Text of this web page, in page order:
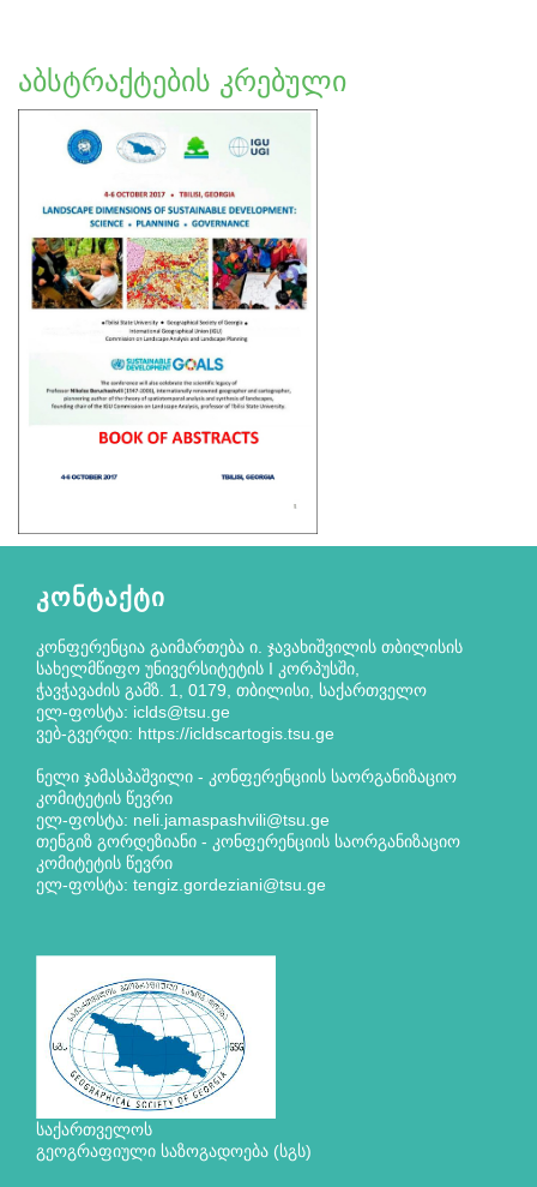
აბსტრაქტების კრებული
ᲙᲝᲜᲢᲐᲥᲢᲘ
კონფერენცია გაიმართება ი. ჯავახიშვილის თბილისის
სახელმწიფო უნივერსიტეტის I კორპუსში,
ჭავჭავაძის გამზ. 1, 0179, თბილისი, საქართველო
ელ-ფოსტა: iclds@tsu.ge
ვებ-გვერდი: https://icldscartogis.tsu.ge
ნელი ჯამასპაშვილი - კონფერენციის საორგანიზაციო
კომიტეტის წევრი
ელ-ფოსტა: neli.jamaspashvili@tsu.ge
თენგიზ გორდეზიანი - კონფერენციის საორგანიზაციო
კომიტეტის წევრი
ელ-ფოსტა: tengiz.gordeziani@tsu.ge
საქართველოს
გეოგრაფიული საზოგადოება (სგს)